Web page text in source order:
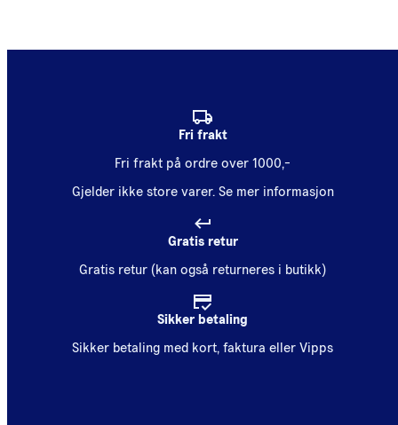
Fri frakt
Fri frakt på ordre over 1000,-
Gjelder ikke store varer. Se mer informasjon
Gratis retur
Gratis retur (kan også returneres i butikk)
Sikker betaling
Sikker betaling med kort, faktura eller Vipps